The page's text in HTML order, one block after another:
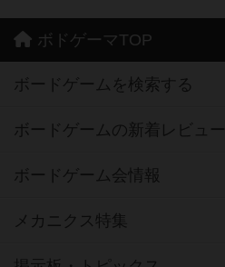
ボドゲーマTOP
ボードゲームを検索する
ボードゲームの新着レビュー
ボードゲーム会情報
メカニクス特集